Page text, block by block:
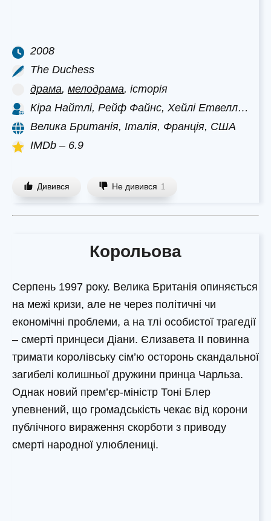
2008
The Duchess
драма, мелодрама, історія
Кіра Найтлі, Рейф Файнс, Хейлі Етвелл…
Велика Британія, Італія, Франція, США
IMDb – 6.9
Дивився Не дивився 1
Корольова
Серпень 1997 року. Велика Британія опиняється
на межі кризи, але не через політичні чи
економічні проблеми, а на тлі особистої трагедії
– смерті принцеси Діани. Єлизавета II повинна
тримати королівську сім’ю осторонь скандальної
загибелі колишньої дружини принца Чарльза.
Однак новий прем’єр-міністр Тоні Блер
упевнений, що громадськість чекає від корони
публічного вираження скорботи з приводу
смерті народної улюблениці.